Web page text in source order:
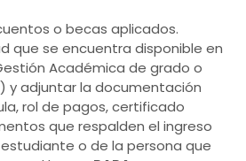
o becas aplicados.
que se encuentra disponible en
Académica de grado o
y adjuntar la documentación
rol de pagos, certificado
que respalden el ingreso
o de la persona que